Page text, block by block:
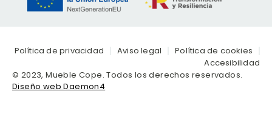
© 2023, Mueble Cope. Todos los derechos reservados.
Diseño web Daemon4
Política de privacidad Aviso legal
Política de cookies
Accesibilidad